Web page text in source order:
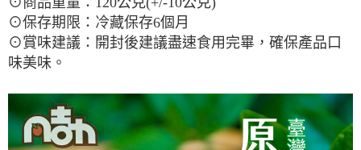
⊙保存期限：冷藏保存6個月
⊙賞味建議：開封後建議盡速食用完畢，確保產品口
味美味。